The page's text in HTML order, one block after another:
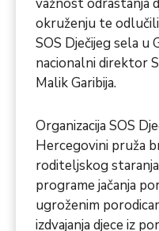
okruženju te
SOS Dječijeg sela u
nacionalni direktor
Malik Garibija.
Organizacija SOS
Hercegovini pruža
roditeljskog
programe jačanja
ugroženim
izdvajanja djece iz